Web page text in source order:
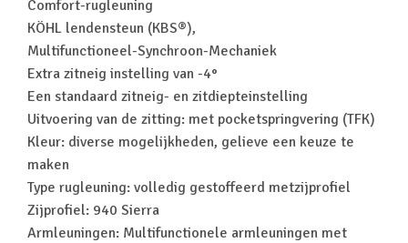
Comfort-rugleuning
KÖHL lendensteun (KBS®),
Multifunctioneel-Synchroon-Mechaniek
Extra zitneig instelling van -4°
Een standaard zitneig- en zitdiepteinstelling
Uitvoering van de zitting: met pocketspringvering (TFK)
Kleur: diverse mogelijkheden, gelieve een keuze te
maken
Type rugleuning: volledig gestoffeerd metzijprofiel
Zijprofiel: 940 Sierra
Armleuningen: Multifunctionele armleuningen met